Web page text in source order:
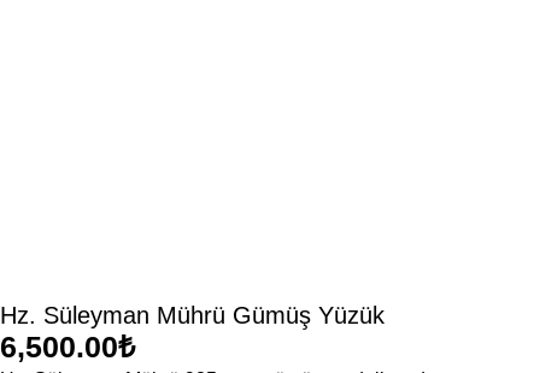
Hz. Süleyman Mührü Gümüş Yüzük
₺